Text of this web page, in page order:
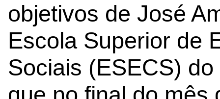
objetivos de José
Escola Superior de
Sociais (ESECS)